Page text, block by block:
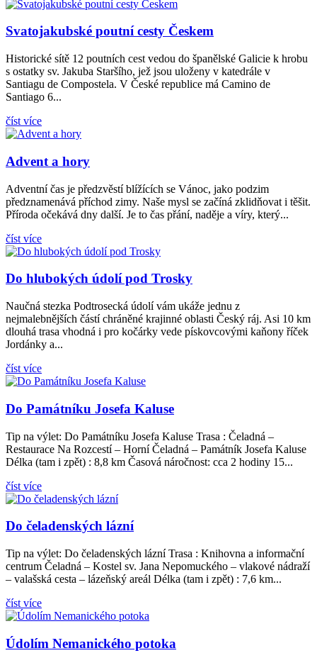
Svatojakubské poutní cesty Českem
Historické sítě 12 poutních cest vedou do španělské Galicie k hrobu
s ostatky sv. Jakuba Staršího, jež jsou uloženy v katedrále v
Santiagu de Compostela. V České republice má Camino de
Santiago 6...
číst více
Advent a hory
Adventní čas je předzvěstí blížících se Vánoc, jako podzim
předznamenává příchod zimy. Naše mysl se začíná zklidňovat i těšit.
Příroda očekává dny další. Je to čas přání, naděje a víry, který...
číst více
Do hlubokých údolí pod Trosky
Naučná stezka Podtrosecká údolí vám ukáže jednu z
nejmalebnějších částí chráněné krajinné oblasti Český ráj. Asi 10 km
dlouhá trasa vhodná i pro kočárky vede pískovcovými kaňony říček
Jordánky a...
číst více
Do Památníku Josefa Kaluse
Tip na výlet: Do Památníku Josefa Kaluse Trasa : Čeladná –
Restaurace Na Rozcestí – Horní Čeladná – Památník Josefa Kaluse
Délka (tam i zpět) : 8,8 km Časová náročnost: cca 2 hodiny 15...
číst více
Do čeladenských lázní
Tip na výlet: Do čeladenských lázní Trasa : Knihovna a informační
centrum Čeladná – Kostel sv. Jana Nepomuckého – vlakové nádraží
– valašská cesta – lázeňský areál Délka (tam i zpět) : 7,6 km...
číst více
Údolím Nemanického potoka